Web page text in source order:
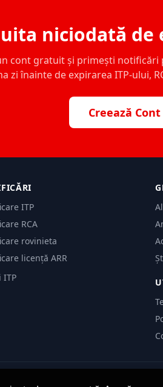
niciodată
cont gratuit și primești notificări
zi înainte de expirarea ITP-ului,
Creează
ITP
RCA
rovinieta
licență ARR
ITP